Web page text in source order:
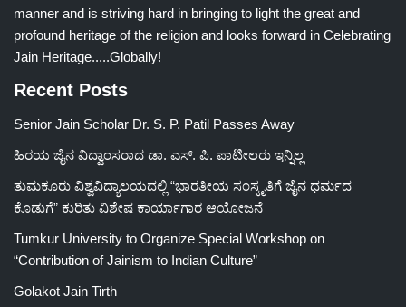
manner and is striving hard in bringing to light the great and
profound heritage of the religion and looks forward in Celebrating
Jain Heritage.....Globally!
Recent Posts
Senior Jain Scholar Dr. S. P. Patil Passes Away
ಹಿರಯ ಜೈನ ವಿದ್ವಾಂಸರಾದ ಡಾ. ಎಸ್. ಪಿ. ಪಾಟೀಲರು ಇನ್ನಿಲ್ಲ
ತುಮಕೂರು ವಿಶ್ವವಿದ್ಯಾಲಯದಲ್ಲಿ “ಭಾರತೀಯ ಸಂಸ್ಕೃತಿಗೆ ಜೈನ ಧರ್ಮದ
ಕೊಡುಗೆ” ಕುರಿತು ವಿಶೇಷ ಕಾರ್ಯಾಗಾರ ಆಯೋಜನೆ
Tumkur University to Organize Special Workshop on
“Contribution of Jainism to Indian Culture”
Golakot Jain Tirth